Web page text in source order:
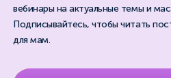
вебинары на актуальные темы и
Подписывайтесь, чтобы читать
для мам.